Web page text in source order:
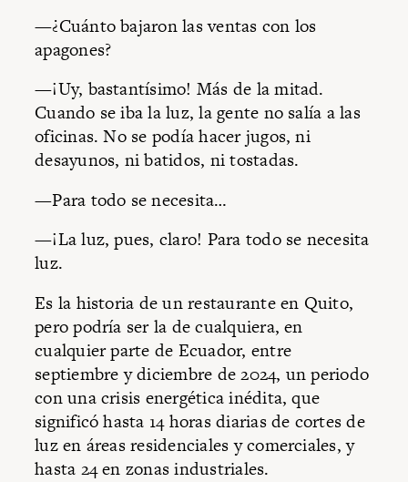
—¿Cuánto bajaron las ventas con los
apagones?
—¡Uy, bastantísimo! Más de la mitad.
Cuando se iba la luz, la gente no salía a las
oficinas. No se podía hacer jugos, ni
desayunos, ni batidos, ni tostadas.
—Para todo se necesita…
—¡La luz, pues, claro! Para todo se necesita
luz.
Es la historia de un restaurante en Quito,
pero podría ser la de cualquiera, en
cualquier parte de Ecuador, entre
septiembre y diciembre de 2024, un periodo
con una crisis energética inédita, que
significó hasta 14 horas diarias de cortes de
luz en áreas residenciales y comerciales, y
hasta 24 en zonas industriales.